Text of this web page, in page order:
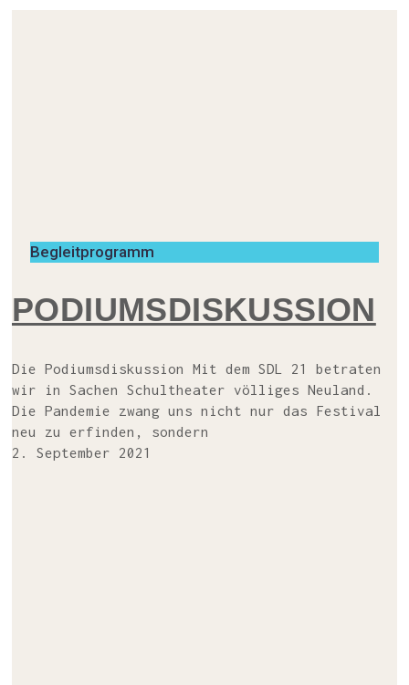
Begleitprogramm
PODI­UMS­DIS­KUS­SI­ON
Die Podi­ums­dis­kus­si­on Mit dem SDL 21 betra­ten
wir in Sachen Schul­thea­ter völ­li­ges Neu­land.
Die Pan­de­mie zwang uns nicht nur das Fes­ti­val
neu zu erfin­den, sondern
2. September 2021